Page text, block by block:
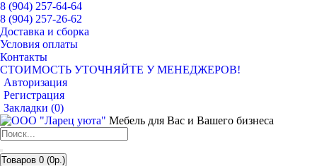
8 (904) 257-64-64
8 (904) 257-26-62
Доставка и сборка
Условия оплаты
Контакты
СТОИМОСТЬ УТОЧНЯЙТЕ У МЕНЕДЖЕРОВ!
Авторизация
Регистрация
Закладки (0)
Мебель для Вас и Вашего бизнеса
Товаров 0 (0р.)